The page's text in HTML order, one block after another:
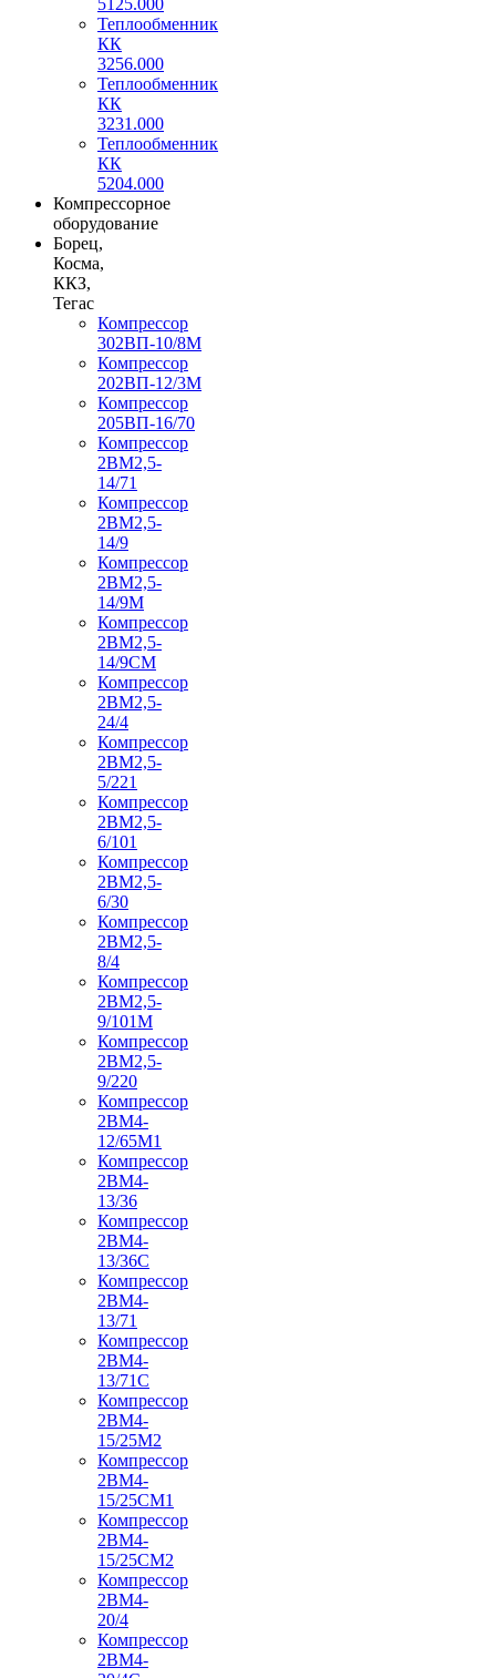
Теплообменник
КК
3256.000
Теплообменник
КК
3231.000
Теплообменник
КК
5204.000
Компрессорное
оборудование
Борец,
Косма,
ККЗ,
Тегас
Компрессор
302ВП-10/8М
Компрессор
202ВП-12/3М
Компрессор
205ВП-16/70
Компрессор
2ВМ2,5-
14/71
Компрессор
2ВМ2,5-
14/9
Компрессор
2ВМ2,5-
14/9М
Компрессор
2ВМ2,5-
14/9СМ
Компрессор
2ВМ2,5-
24/4
Компрессор
2ВМ2,5-
5/221
Компрессор
2ВМ2,5-
6/101
Компрессор
2ВМ2,5-
6/30
Компрессор
2ВМ2,5-
8/4
Компрессор
2ВМ2,5-
9/101М
Компрессор
2ВМ2,5-
9/220
Компрессор
2ВМ4-
12/65М1
Компрессор
2ВМ4-
13/36
Компрессор
2ВМ4-
13/36С
Компрессор
2ВМ4-
13/71
Компрессор
2ВМ4-
13/71С
Компрессор
2ВМ4-
15/25М2
Компрессор
2ВМ4-
15/25СМ1
Компрессор
2ВМ4-
15/25СМ2
Компрессор
2ВМ4-
20/4
Компрессор
2ВМ4-